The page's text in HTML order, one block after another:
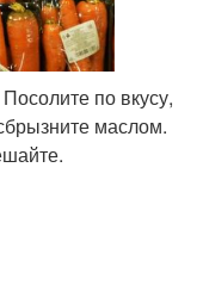
по вкусу,
маслом.